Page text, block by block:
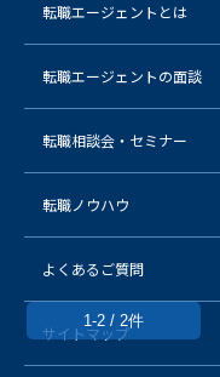
1-2 / 2件
転職エージェントとは
転職エージェントの面談
転職相談会・セミナー
転職ノウハウ
よくあるご質問
サイトマップ